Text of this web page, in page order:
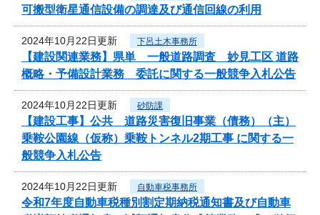
可搬型衛星通信設備の調達及び通信回線の利用
2024年10月22日更新 下呂土木事務所
【建設関連業務】県単 一般道路調査 妙見工区 道路
概略・予備設計業務 委託に関する一般競争入札公告
2024年10月22日更新 砂防課
【建設工事】公共 道路災害復旧事業（債務）（主）
乗鞍公園線（仮称）乗鞍トンネル2期工事 に関する一
般競争入札公告
2024年10月22日更新 自動車税事務所
令和7年度自動車税種別割定期納税通知書及び自動車